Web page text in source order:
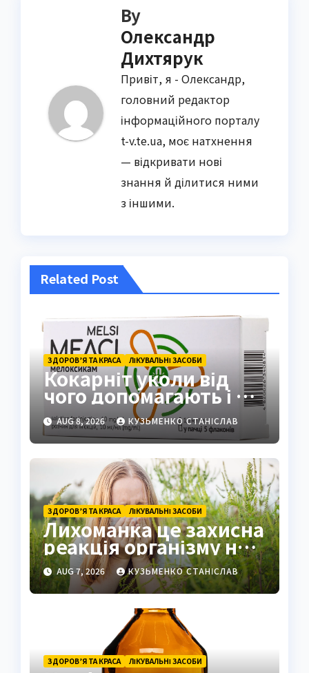
By
Олександр
Дихтярук
Привіт, я - Олександр,
головний редактор
інформаційного порталу
t-v.te.ua, моє натхнення
— відкривати нові
знання й ділитися ними
з іншими.
Related Post
ЗДОРОВ’Я ТА КРАСА ЛІКУВАЛЬНІ ЗАСОБИ
Кокарніт уколи від
чого допомагають і як
працюють
AUG 8, 2026 КУЗЬМЕНКО СТАНІСЛАВ
ЗДОРОВ’Я ТА КРАСА ЛІКУВАЛЬНІ ЗАСОБИ
Лихоманка це захисна
реакція організму на
інфекцію
AUG 7, 2026 КУЗЬМЕНКО СТАНІСЛАВ
ЗДОРОВ’Я ТА КРАСА ЛІКУВАЛЬНІ ЗАСОБИ